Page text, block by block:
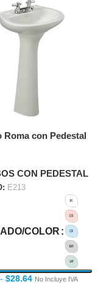
Roma con Pedestal
CON PEDESTAL
E213
COLOR
- $28.64 No Incluye IVA